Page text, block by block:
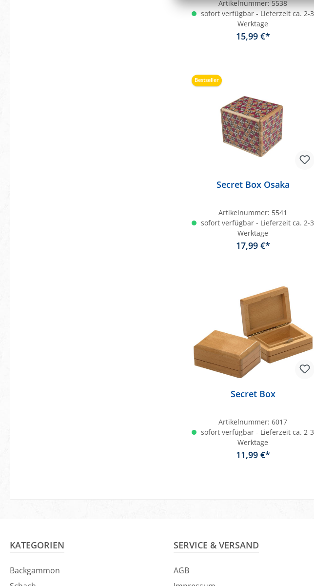
Artikelnummer:5538
sofort verfügbar - Lieferzeit ca. 2-3
Werktage
15,99 €*
Bestseller
Secret Box Osaka
Artikelnummer: 5541
sofort verfügbar - Lieferzeit ca. 2-3
Werktage
17,99 €*
Secret Box
Artikelnummer:6017
sofort verfügbar - Lieferzeit ca. 2-3
Werktage
11,99 €*
KATEGORIEN
Backgammon
SERVICE & VERSAND
AGB